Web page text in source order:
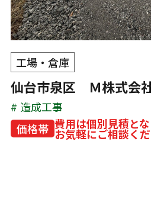
工場・倉庫
仙台市泉区 Ｍ株式会
造成工事
価格帯 費用は個別見積と
お気軽にご相談くだ